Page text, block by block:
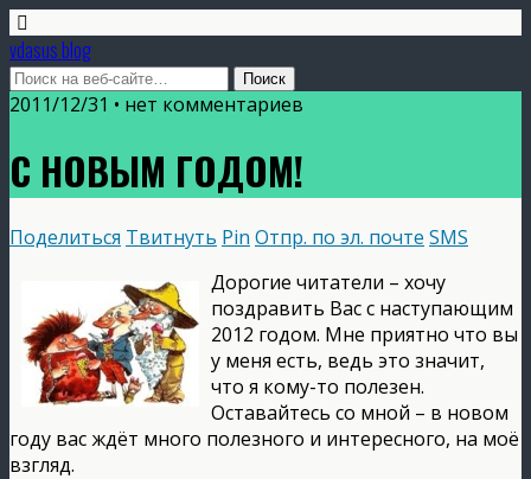
vdasus blog
2011/12/31 • нет комментариев
C НОВЫМ ГОДОМ!
Поделиться Твитнуть Pin Отпр. по эл. почте SMS
Дорогие читатели – хочу
поздравить Вас с наступающим
2012 годом. Мне приятно что вы
у меня есть, ведь это значит,
что я кому-то полезен.
Оставайтесь со мной – в новом
году вас ждёт много полезного и интересного, на моё
взгляд.